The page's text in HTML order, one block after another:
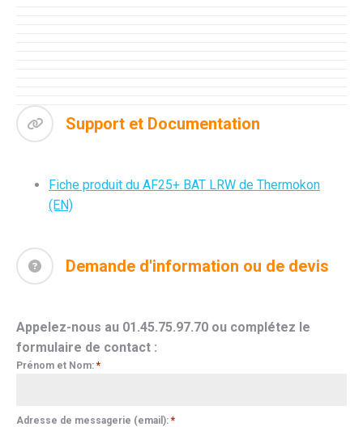
Support et Documentation
Fiche produit du AF25+ BAT LRW de Thermokon
(EN)
Demande d'information ou de devis
Appelez-nous au 01.45.75.97.70 ou complétez le
formulaire de contact :
Prénom et Nom: *
Adresse de messagerie (email): *